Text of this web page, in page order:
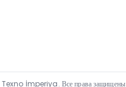
Texno İmperiya. Все права защищены